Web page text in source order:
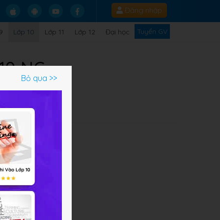
Đăng nhập
Lớp 10 Lớp 11 Lớp 12 Đại học Tuyển GV
NC
Bỏ qua >>